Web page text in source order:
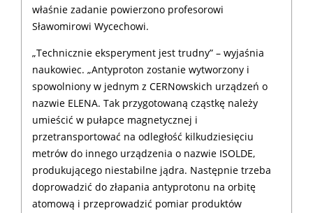
właśnie zadanie powierzono profesorowi
Sławomirowi Wycechowi.
„Technicznie eksperyment jest trudny” – wyjaśnia
naukowiec. „Antyproton zostanie wytworzony i
spowolniony w jednym z CERNowskich urządzeń o
nazwie ELENA. Tak przygotowaną cząstkę należy
umieścić w pułapce magnetycznej i
przetransportować na odległość kilkudziesięciu
metrów do innego urządzenia o nazwie ISOLDE,
produkującego niestabilne jądra. Następnie trzeba
doprowadzić do złapania antyprotonu na orbitę
atomową i przeprowadzić pomiar produktów